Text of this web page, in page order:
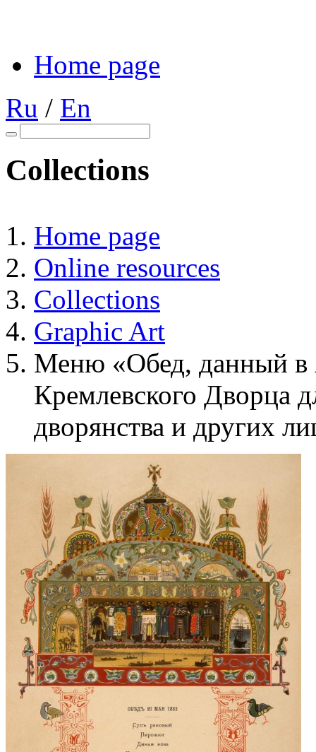
Home page
Ru / En
Collections
Home page
Online resources
Collections
Graphic Art
Меню «Обед, данный в
Кремлевского Дворца
дворянства и других